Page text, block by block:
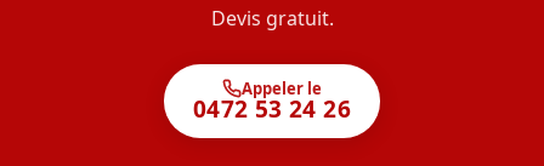
Devis gratuit.
Appeler le
0472 53 24 26